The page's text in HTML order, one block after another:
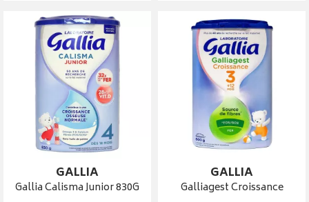
GALLIA
Gallia Calisma Junior 830G
GALLIA
Galliagest Croissance